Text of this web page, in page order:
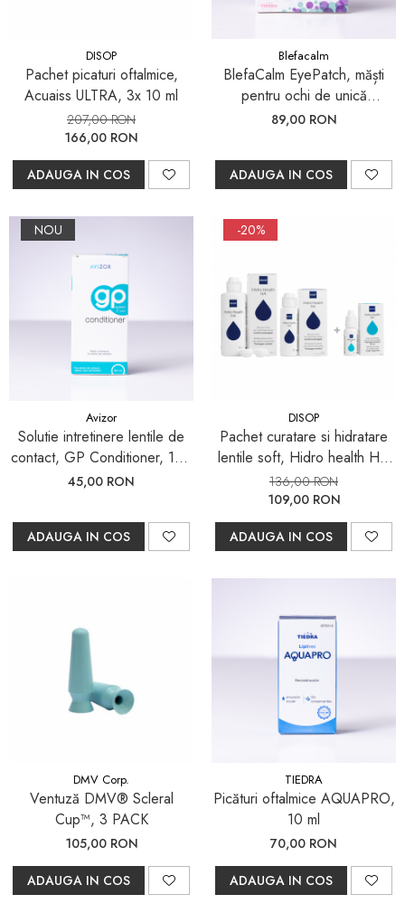
DISOP
Pachet picaturi oftalmice,
Acuaiss ULTRA, 3x 10 ml
207,00 RON
166,00 RON
ADAUGA IN COS
Blefacalm
BlefaCalm EyePatch, măști
pentru ochi de unică
folosință, cu autoîncălzire, 10
89,00 RON
ADAUGA IN COS
NOU
Avizor
Solutie intretinere lentile de
contact, GP Conditioner, 120
ml
45,00 RON
ADAUGA IN COS
-20%
DISOP
Pachet curatare si hidratare
lentile soft, Hidro health HA
360ml, Hidro Health HA 100
ml, Hidro Health DD 15 ml
136,00 RON
109,00 RON
ADAUGA IN COS
DMV Corp.
Ventuză DMV® Scleral
Cup™, 3 PACK
105,00 RON
ADAUGA IN COS
TIEDRA
Picături oftalmice AQUAPRO,
10 ml
70,00 RON
ADAUGA IN COS